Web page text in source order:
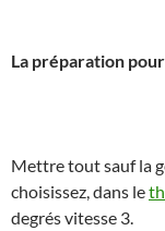
La préparation
Mettre tout sauf la
choisissez, dans le
degrés vitesse 3.